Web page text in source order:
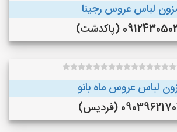
لباس عروس رجینا
(پاکدشت)
لباس عروس ماه بانو
(فردیس)